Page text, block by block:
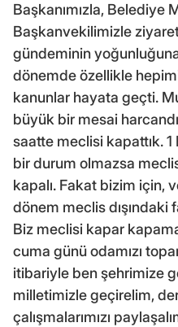
Başkanımızla, Belediye
Başkanvekilimizle
gündeminin
dönemde özellikle
kanunlar hayata geçti.
büyük bir mesai
saatte meclisi kapattık.
bir durum olmazsa
kapalı. Fakat bizim için,
dönem meclis dışındaki
Biz meclisi kapar
cuma günü odamızı
itibariyle ben şehrimize
milletimizle geçirelim,
çalışmalarımızı